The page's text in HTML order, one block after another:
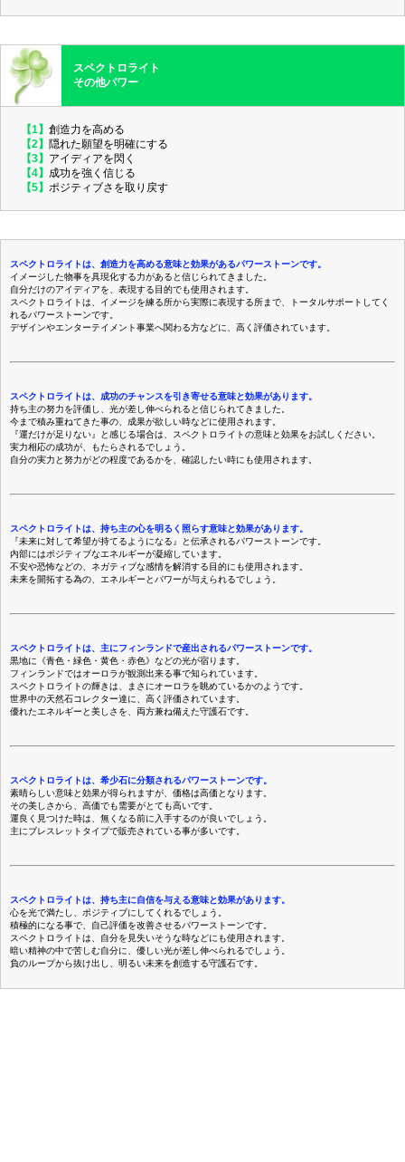
スペクトロライト
その他パワー
【1】創造力を高める
【2】 隠れた願望を明確にする
【3】 アイディアを閃く
【4】 成功を強く信じる
【5】ポジティブさを取り戻す
スペクトロライトは、創造力を高める意味と効果があるパワーストーンです。
イメージした物事を具現化する力があると信じられてきました。
自分だけのアイディアを、表現する目的でも使用されます。
スペクトロライトは、イメージを練る所から実際に表現する所まで、トータルサポートしてく
れるパワーストーンです。
デザインやエンターテイメント事業へ関わる方などに、高く評価されています。
スペクトロライトは、成功のチャンスを引き寄せる意味と効果があります。
持ち主の努力を評価し、光が差し伸べられると信じられてきました。
今まで積み重ねてきた事の、成果が欲しい時などに使用されます。
『運だけが足りない』と感じる場合は、スペクトロライトの意味と効果をお試しください。
実力相応の成功が、もたらされるでしょう。
自分の実力と努力がどの程度であるかを、確認したい時にも使用されます。
スペクトロライトは、持ち主の心を明るく照らす意味と効果があります。
『未来に対して希望が持てるようになる』と伝承されるパワーストーンです。
内部にはポジティブなエネルギーが凝縮しています。
不安や恐怖などの、ネガティブな感情を解消する目的にも使用されます。
未来を開拓する為の、エネルギーとパワーが与えられるでしょう。
スペクトロライトは、主にフィンランドで産出されるパワーストーンです。
黒地に《青色・緑色・黄色・赤色》などの光が宿ります。
フィンランドではオーロラが観測出来る事で知られています。
スペクトロライトの輝きは、まさにオーロラを眺めているかのようです。
世界中の天然石コレクター達に、高く評価されています。
優れたエネルギーと美しさを、両方兼ね備えた守護石です。
スペクトロライトは、希少石に分類されるパワーストーンです。
素晴らしい意味と効果が得られますが、価格は高価となります。
その美しさから、高価でも需要がとても高いです。
運良く見つけた時は、無くなる前に入手するのが良いでしょう。
主にブレスレットタイプで販売されている事が多いです。
スペクトロライトは、持ち主に自信を与える意味と効果があります。
心を光で満たし、ポジティブにしてくれるでしょう。
積極的になる事で、自己評価を改善させるパワーストーンです。
スペクトロライトは、自分を見失いそうな時などにも使用されます。
暗い精神の中で苦しむ自分に、優しい光が差し伸べられるでしょう。
負のループから抜け出し、明るい未来を創造する守護石です。